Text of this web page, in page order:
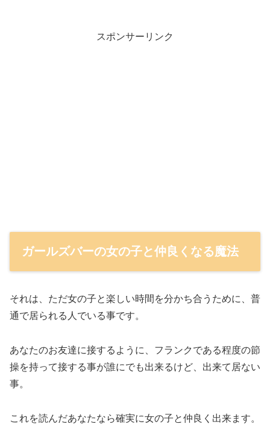
スポンサーリンク
ガールズバーの女の子と仲良くなる魔法
それは、ただ女の子と楽しい時間を分かち合うために、普
通で居られる人でいる事です。
あなたのお友達に接するように、フランクである程度の節
操を持って接する事が誰にでも出来るけど、出来て居ない
事。
これを読んだあなたなら確実に女の子と仲良く出来ます。